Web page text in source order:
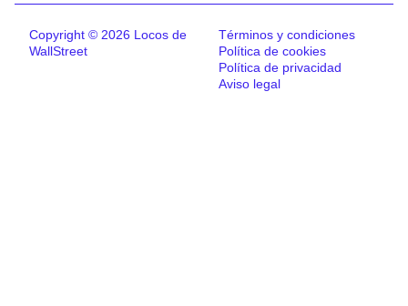
Copyright © 2026 Locos de
WallStreet
Términos y condiciones
Política de cookies
Política de privacidad
Aviso legal